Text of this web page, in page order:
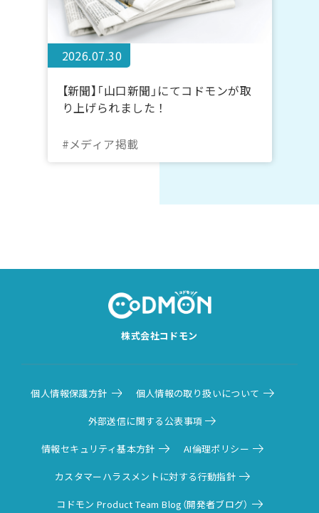
2026.07.30
【新聞】「山口新聞」にてコドモンが取
り上げられました！
#メディア掲載
株式会社コドモン
個人情報保護方針 個人情報の取り扱いについて
外部送信に関する公表事項
情報セキュリティ基本方針 AI倫理ポリシー
カスタマーハラスメントに対する行動指針
コドモン Product Team Blog（開発者ブログ）